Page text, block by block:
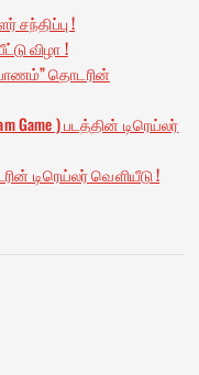
சந்திப்பு !
விழா !
தொடரின்
Game ) படத்தின் டிரெய்லர்
டிரெய்லர் வெளியீடு !